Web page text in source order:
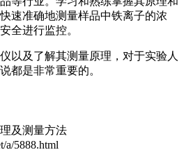
速准确地测量样品中铁离子的浓
全进行监控。
以及了解其测量原理，对于实验人
都是非常重要的。
及测量方法
a/5888.html